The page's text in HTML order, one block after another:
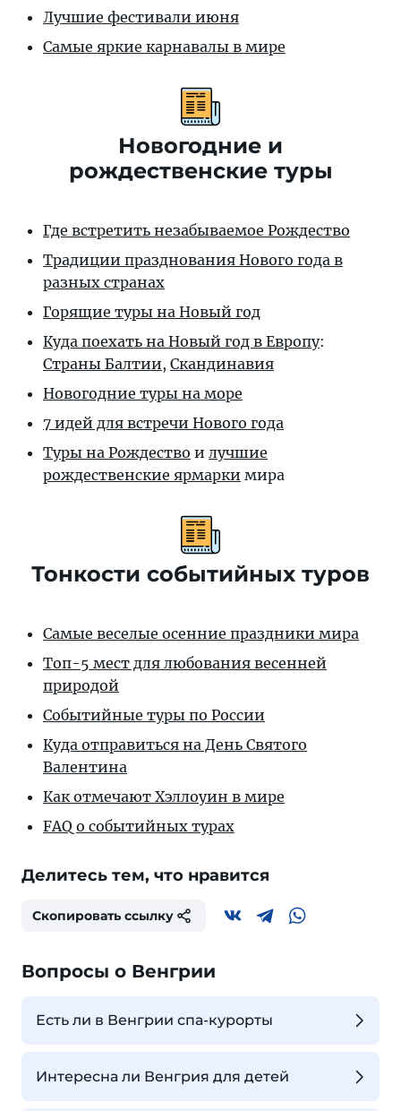
Лучшие фестивали июня
Самые яркие карнавалы в мире
Новогодние и
рождественские туры
Где встретить незабываемое Рождество
Традиции празднования Нового года в
разных странах
Горящие туры на Новый год
Куда поехать на Новый год в Европу:
Страны Балтии, Скандинавия
Новогодние туры на море
7 идей для встречи Нового года
Туры на Рождество и лучшие
рождественские ярмарки мира
Тонкости событийных туров
Самые веселые осенние праздники мира
Топ-5 мест для любования весенней
природой
Событийные туры по России
Куда отправиться на День Святого
Валентина
Как отмечают Хэллоуин в мире
FAQ о событийных турах
Делитесь тем, что нравится
Скопировать ссылку
Вопросы о Венгрии
Есть ли в Венгрии спа-курорты
Интересна ли Венгрия для детей